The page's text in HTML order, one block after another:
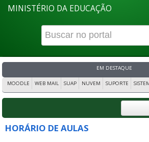
MINISTÉRIO DA EDUCAÇÃO
EM DESTAQUE
MOODLE WEB MAIL SUAP NUVEM SUPORTE
HORÁRIO DE AULAS